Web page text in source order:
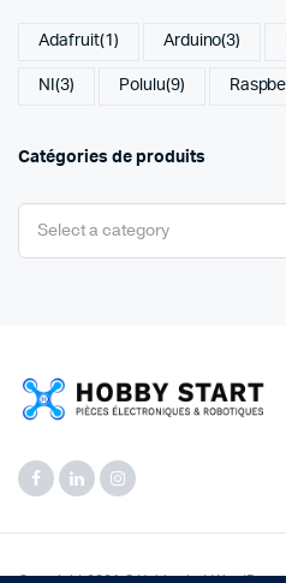
Adafruit(1) Arduino(3)
NI (3) Polulu(9)
Catégories de produits
Select a category